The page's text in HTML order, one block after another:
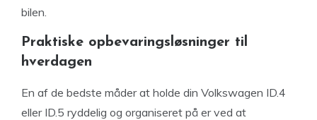
bilen.
Praktiske opbevaringsløsninger til
hverdagen
En af de bedste måder at holde din Volkswagen ID.4
eller ID.5 ryddelig og organiseret på er ved at